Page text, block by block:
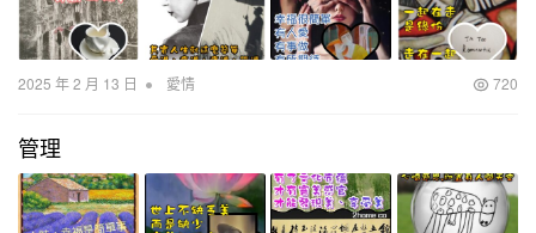
2025 年 2 月 13 日 • 愛情 720
管理